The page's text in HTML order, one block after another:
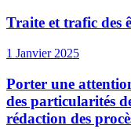
Traite et trafic des
1 Janvier 2025
Porter une
des particularités
rédaction des